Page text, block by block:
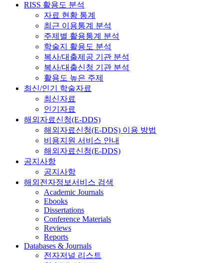
RISS 활용도 분석
자료 현황 통계
최근 이용통계 분석
주제별 활용통계 분석
학술지 활용도 분석
복사/대출제공 기관 분석
복사/대출신청 기관 분석
활용도 높은 주제
최신/인기 학술자료
최신자료
인기자료
해외자료신청(E-DDS)
해외자료신청(E-DDS) 이용 방법
비용지원 서비스 안내
해외자료신청(E-DDS)
공지사항
공지사항
해외전자정보서비스 검색
Academic Journals
Ebooks
Dissertations
Conference Materials
Reviews
Reports
Databases & Journals
전자저널 리스트